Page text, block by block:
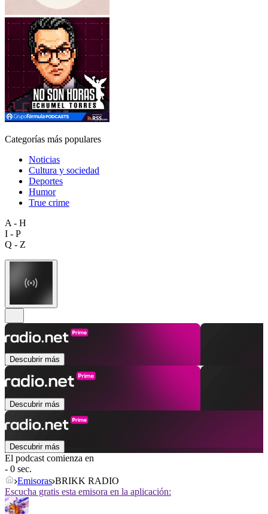
Categorías más populares
Noticias
Cultura y sociedad
Deportes
Humor
True crime
A - H
I - P
Q - Z
Descubrir más
Descubrir más
Descubrir más
El podcast comienza en
- 0 sec.
Emisoras BRIKK RADIO
Escucha gratis esta emisora en la aplicación: